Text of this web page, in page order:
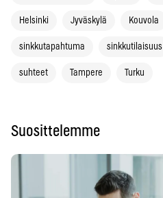
Helsinki Jyväskylä Kouvola
sinkkutapahtuma sinkkutilaisuus
suhteet Tampere Turku
Suosittelemme